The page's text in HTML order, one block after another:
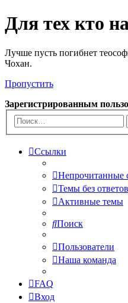
Для тех кто
Лучше пусть погибнет
Чохан.
Пропустить
Зарегистрированным
Ссылки
Непрочитанные
Темы без ответов
Активные темы
Поиск
Пользователи
Наша команда
FAQ
Вход